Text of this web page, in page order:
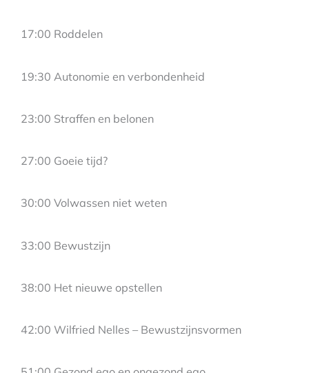
17:00 Roddelen
19:30 Autonomie en verbondenheid
23:00 Straffen en belonen
27:00 Goeie tijd?
30:00 Volwassen niet weten
33:00 Bewustzijn
38:00 Het nieuwe opstellen
42:00 Wilfried Nelles – Bewustzijnsvormen